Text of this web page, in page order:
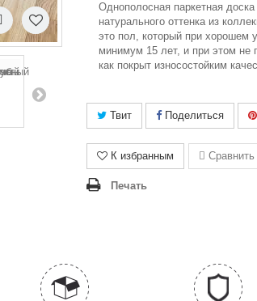
Однополосная паркетная
натурального оттенка из
это пол, который при хорошем
минимум 15 лет, и при этом не
как покрыт износостойким
Твит Поделиться
К избранным Сравнить
Печать